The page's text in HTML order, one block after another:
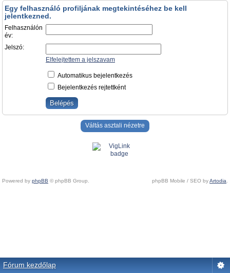
Egy felhasználó profiljának megtekintéséhez be kell
jelentkezned.
Felhasználón
év:
Jelszó:
Elfelejtettem a jelszavam
Automatikus bejelentkezés
Bejelentkezés rejtettként
Váltás asztali nézetre
Powered by phpBB © phpBB Group. phpBB Mobile / SEO byArtodia.
Fórum kezdőlap